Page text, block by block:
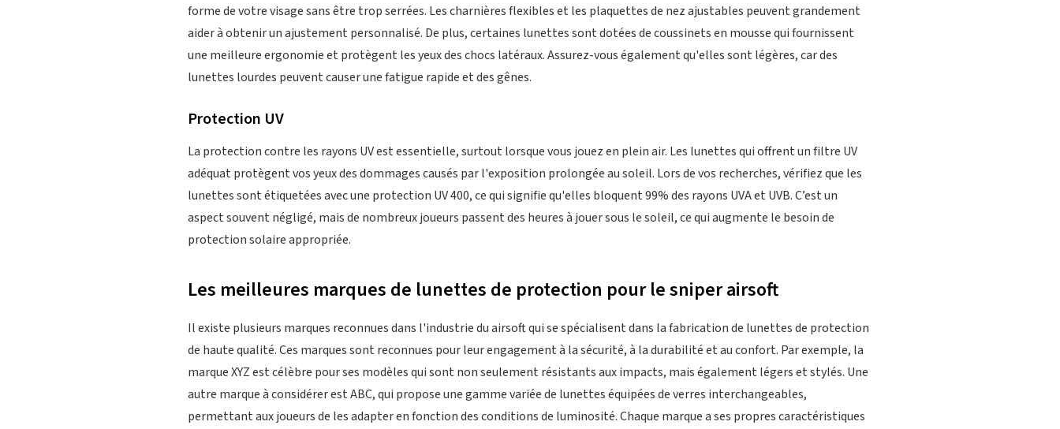
forme de votre visage sans être trop serrées. Les charnières flexibles et les plaquettes de nez ajustables peuvent grandement
aider à obtenir un ajustement personnalisé. De plus, certaines lunettes sont dotées de coussinets en mousse qui fournissent
une meilleure ergonomie et protègent les yeux des chocs latéraux. Assurez-vous également qu'elles sont légères, car des
lunettes lourdes peuvent causer une fatigue rapide et des gênes.
Protection UV
La protection contre les rayons UV est essentielle, surtout lorsque vous jouez en plein air. Les lunettes qui offrent un filtre UV
adéquat protègent vos yeux des dommages causés par l'exposition prolongée au soleil. Lors de vos recherches, vérifiez que les
lunettes sont étiquetées avec une protection UV 400, ce qui signifie qu'elles bloquent 99% des rayons UVA et UVB. C’est un
aspect souvent négligé, mais de nombreux joueurs passent des heures à jouer sous le soleil, ce qui augmente le besoin de
protection solaire appropriée.
Les meilleures marques de lunettes de protection pour le sniper airsoft
Il existe plusieurs marques reconnues dans l'industrie du airsoft qui se spécialisent dans la fabrication de lunettes de protection
de haute qualité. Ces marques sont reconnues pour leur engagement à la sécurité, à la durabilité et au confort. Par exemple, la
marque XYZ est célèbre pour ses modèles qui sont non seulement résistants aux impacts, mais également légers et stylés. Une
autre marque à considérer est ABC, qui propose une gamme variée de lunettes équipées de verres interchangeables,
permettant aux joueurs de les adapter en fonction des conditions de luminosité. Chaque marque a ses propres caractéristiques